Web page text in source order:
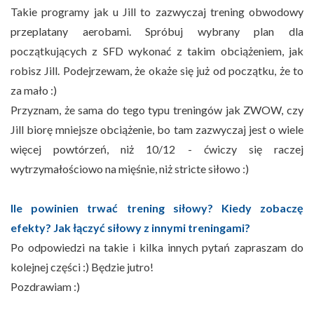
Takie programy jak u Jill to zazwyczaj trening obwodowy
przeplatany aerobami. Spróbuj wybrany plan dla
początkujących z SFD wykonać z takim obciążeniem, jak
robisz Jill. Podejrzewam, że okaże się już od początku, że to
za mało :)
Przyznam, że sama do tego typu treningów jak ZWOW, czy
Jill biorę mniejsze obciążenie, bo tam zazwyczaj jest o wiele
więcej powtórzeń, niż 10/12 - ćwiczy się raczej
wytrzymałościowo na mięśnie, niż stricte siłowo :)
Ile powinien trwać trening siłowy? Kiedy zobaczę
efekty? Jak łączyć siłowy z innymi treningami?
Po odpowiedzi na takie i kilka innych pytań zapraszam do
kolejnej części :) Będzie jutro!
Pozdrawiam :)